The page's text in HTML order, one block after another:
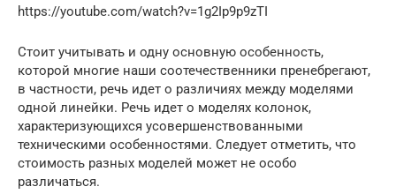
https://youtube.com/watch?v=1g2Ip9p9zTI
Стоит учитывать и одну основную особенность,
которой многие наши соотечественники пренебрегают,
в частности, речь идет о различиях между моделями
одной линейки. Речь идет о моделях колонок,
характеризующихся усовершенствованными
техническими особенностями. Следует отметить, что
стоимость разных моделей может не особо
различаться.